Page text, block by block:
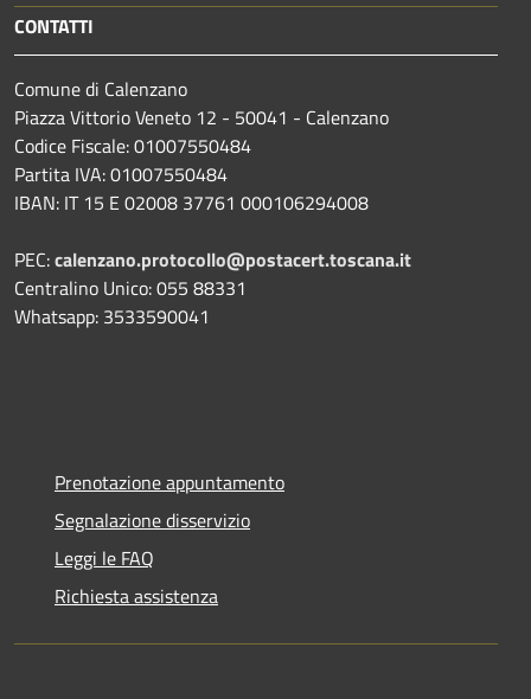
CONTATTI
Comune di Calenzano
Piazza Vittorio Veneto 12 - 50041 - Calenzano
Codice Fiscale: 01007550484
Partita IVA: 01007550484
IBAN: IT 15 E 02008 37761 000106294008
PEC:calenzano.protocollo@postacert.toscana.it
Centralino Unico: 055 88331
Whatsapp: 3533590041
Prenotazione appuntamento
Segnalazione disservizio
Leggi le FAQ
Richiesta assistenza